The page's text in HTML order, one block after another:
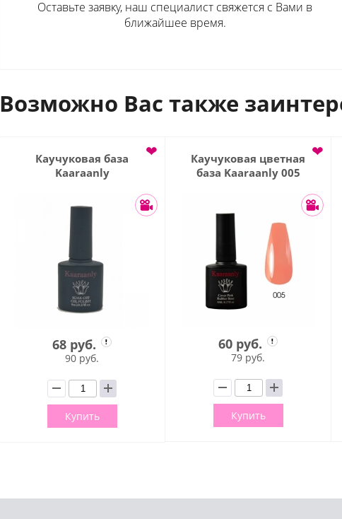
Оставьте заявку, наш специалист свяжется с Вами в
ближайшее время.
Возможно Вас также
Каучуковая база
Kaaraanly
❤
68 руб.
90 руб.
Купить
Каучуковая цветная
база Kaaraanly 005
❤
60 руб.
79 руб.
Купить